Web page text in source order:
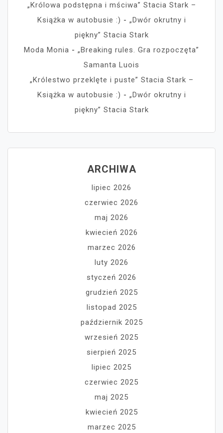
„Królowa podstępna i mściwa” Stacia Stark –
Książka w autobusie :) - „Dwór okrutny i
piękny” Stacia Stark
Moda Monia - „Breaking rules. Gra rozpoczęta”
Samanta Luois
„Królestwo przeklęte i puste” Stacia Stark –
Książka w autobusie :) - „Dwór okrutny i
piękny” Stacia Stark
ARCHIWA
lipiec 2026
czerwiec 2026
maj 2026
kwiecień 2026
marzec 2026
luty 2026
styczeń 2026
grudzień 2025
listopad 2025
październik 2025
wrzesień 2025
sierpień 2025
lipiec 2025
czerwiec 2025
maj 2025
kwiecień 2025
marzec 2025